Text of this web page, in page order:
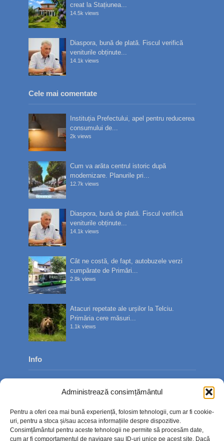
Administrează consimțământul
Pentru a oferi cea mai bună experiență, folosim tehnologii, cum ar fi cookie-
uri, pentru a stoca și/sau accesa informațiile despre dispozitive.
Consimțământul pentru aceste tehnologii ne permite să procesăm date,
cum ar fi comportamentul de navigare sau ID-uri unice pe acest site. Dacă
creat la Stațiunea...
14.5k views
Diaspora, bună de plată. Fiscul verifică
veniturile obținute...
14.1k views
Cele mai comentate
Instituția Prefectului, apel pentru reducerea
consumului de...
2k views
Cum va arăta centrul istoric după
modernizare. Planurile pri...
12.7k views
Diaspora, bună de plată. Fiscul verifică
veniturile obținute...
14.1k views
Cât ne costă, de fapt, autobuzele verzi
cumpărate de Primări...
2.8k views
Atacuri repetate ale urșilor la Telciu.
Primăria cere măsuri...
1.1k views
Info
Contact
Politica de confidențialitate